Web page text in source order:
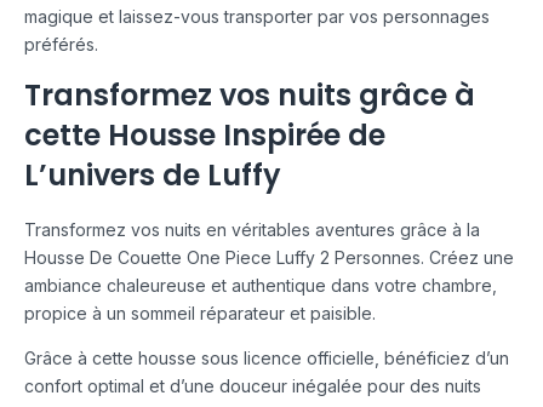
magique et laissez-vous transporter par vos personnages
préférés.
Transformez vos nuits grâce à
cette Housse Inspirée de
L’univers de Luffy
Transformez vos nuits en véritables aventures grâce à la
Housse De Couette One Piece Luffy 2 Personnes. Créez une
ambiance chaleureuse et authentique dans votre chambre,
propice à un sommeil réparateur et paisible.
Grâce à cette housse sous licence officielle, bénéficiez d’un
confort optimal et d’une douceur inégalée pour des nuits